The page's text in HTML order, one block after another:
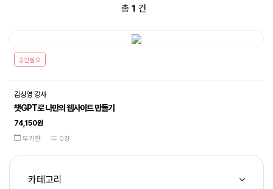
총 1 건
승인필요
김성영 강사
챗GPT로 나만의 웹사이트 만들기
74,150원
무기한 0강
카테고리